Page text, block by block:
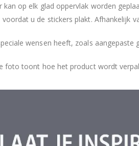
kan op elk glad oppervlak worden
voordat u de stickers plakt. Afhankelijk
wensen heeft, zoals
foto toont hoe het product wordt